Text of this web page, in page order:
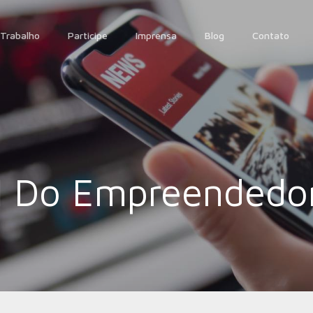
Participe Imprensa Blog Contato
Do